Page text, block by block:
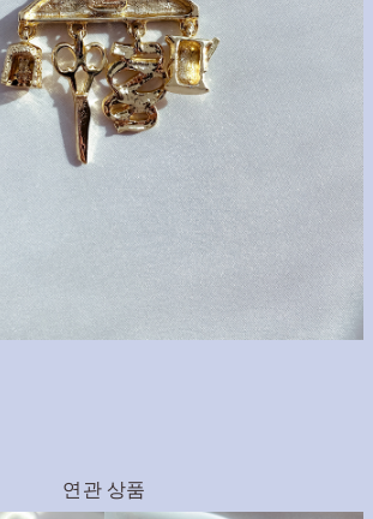
연관 상품